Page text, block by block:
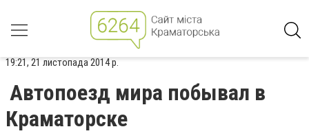
19:21, 21 листопада 2014 р.
Автопоезд мира побывал в
Краматорске